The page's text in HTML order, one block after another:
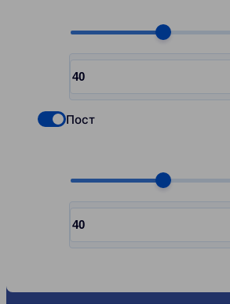
Choose quantity, pcs
Input quantity, pcs
Check if you want to select
Пост
Choose quantity, pcs
Input quantity, pcs